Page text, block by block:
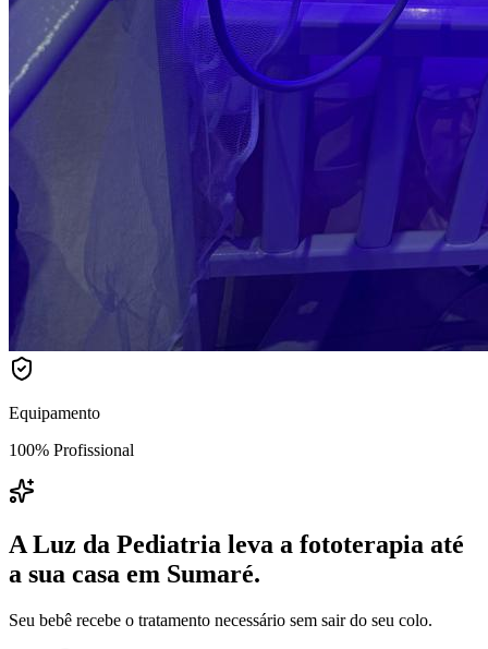
Equipamento
100% Profissional
A Luz da Pediatria leva a fototerapia até
a sua casa em Sumaré.
Seu bebê recebe o tratamento necessário sem sair do seu colo.